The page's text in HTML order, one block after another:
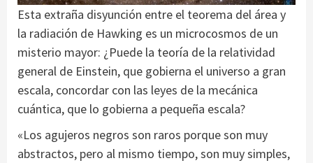
Esta extraña disyunción entre el teorema del área y
la radiación de Hawking es un microcosmos de un
misterio mayor: ¿Puede la teoría de la relatividad
general de Einstein, que gobierna el universo a gran
escala, concordar con las leyes de la mecánica
cuántica, que lo gobierna a pequeña escala?
«Los agujeros negros son raros porque son muy
abstractos, pero al mismo tiempo, son muy simples,